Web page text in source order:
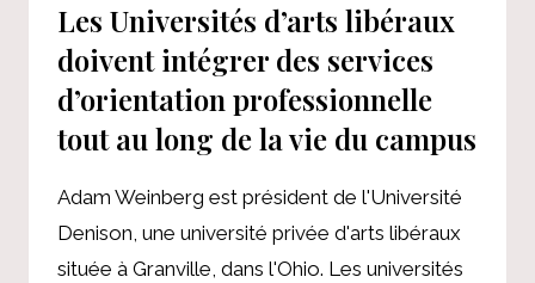
Les Universités d’arts libéraux
doivent intégrer des services
d’orientation professionnelle
tout au long de la vie du campus
Adam Weinberg est président de l'Université
Denison, une université privée d'arts libéraux
située à Granville, dans l'Ohio. Les universités